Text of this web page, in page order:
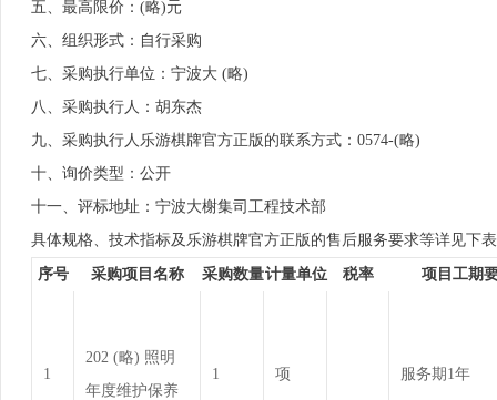
五、最高限价：(略)元
六、组织形式：自行采购
七、采购执行单位：宁波大 (略)
八、采购执行人：胡东杰
九、采购执行人乐游棋牌官方正版的联系方式：0574-(略)
十、询价类型：公开
十一、评标地址：宁波大榭集司工程技术部
具体规格、技术指标及乐游棋牌官方正版的售后服务要求等详见下
序号 采购项目名称 采购数量计量单位 税率 项目工期
1
202 (略) 照明
年度维护保养
1 项 服务期1年